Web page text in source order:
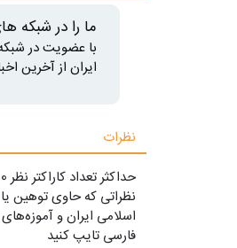
ما را در شبکه
با عضویت در
ایران از آخرین
نظرات
حداکثر تعداد کاراکتر نظر 200 ميياشد
نظراتی که حاوی توهین
اسلامی ایران و
فارسی تایپ کنید